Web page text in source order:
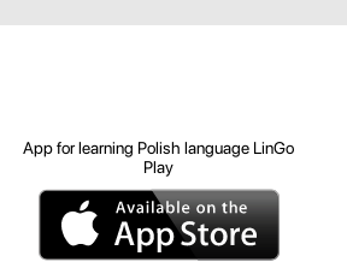
App for learning Polish language LinGo
Play